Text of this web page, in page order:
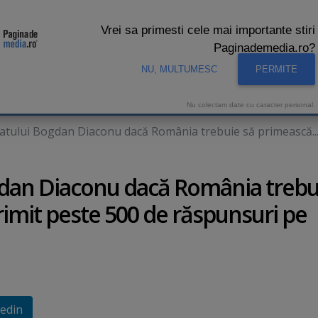
Bogdan Diaconu dacă România trebuie să primească...
Diaconu dacă România
peste 500 de răspunsuri pe
Vrei sa primesti cele mai importante stiri
Paginademedia.ro?
NU, MULTUMESC PERMITE
Nu colectam date cu caracter personal.